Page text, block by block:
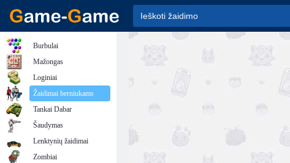
Burbulai
Mažongas
Loginiai
Žaidimai berniukams
Tankai Dabar
Šaudymas
Lenktynių žaidimai
Zombiai